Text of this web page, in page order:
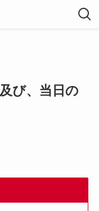
び、当日の